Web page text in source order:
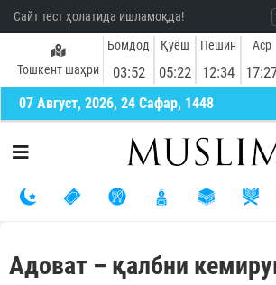
Сайт тест ҳолатида ишламоқда!
Тошкент шаҳри
Бомдод
03:52
Қуёш
05:22
Пешин
12:34
Аср
07 Август, 2026, 24 Сафар, 1448
Адоват – қалбни